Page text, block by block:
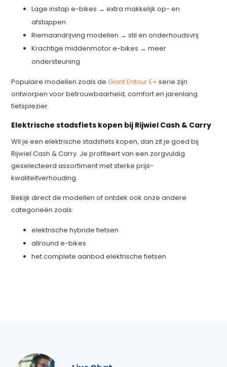
Lage instap e-bikes → extra makkelijk op- en
afstappen
Riemaandrijving modellen → stil en onderhoudsvrij
Krachtige middenmotor e-bikes → meer
ondersteuning
Populaire modellen zoals deGiant Entour E+ serie zijn
ontworpen voor betrouwbaarheid, comfort en jarenlang
fietsplezier.
Elektrische stadsfiets kopen bij Rijwiel Cash & Carry
Wil je een elektrische stadsfiets kopen, dan zit je goed bij
Rijwiel Cash & Carry. Je profiteert van een zorgvuldig
geselecteerd assortiment met sterke prijs-
kwaliteitverhouding.
Bekijk direct de modellen of ontdek ook onze andere
categorieën zoals:
elektrische hybride fietsen
allround e-bikes
het complete aanbod elektrische fietsen